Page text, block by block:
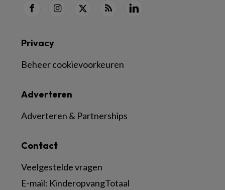
Contact
Veelgestelde vragen
E-mail: KinderopvangTotaal
Adverteren
Adverteren & Partnerships
Privacy
Beheer cookievoorkeuren